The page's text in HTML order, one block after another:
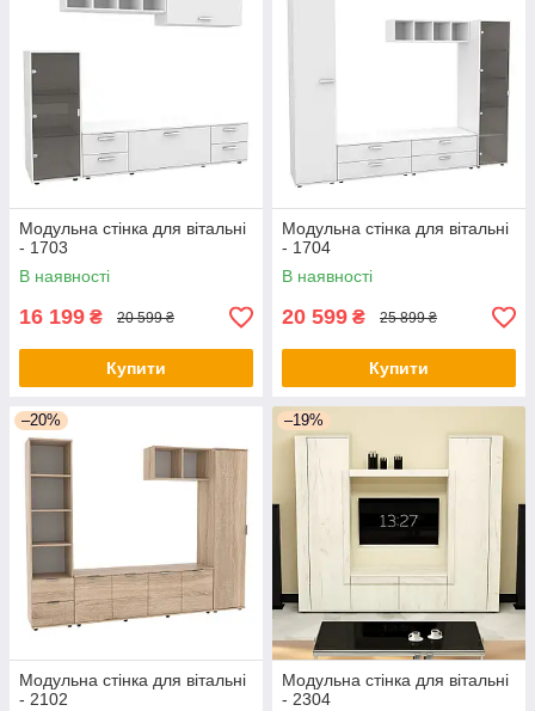
Модульна стінка для вітальні
- 1703
В наявності
16 199 ₴ 20 599 ₴
Купити
Модульна стінка для вітальні
- 1704
В наявності
20 599 ₴ 25 899 ₴
Купити
–20%
Модульна стінка для вітальні
- 2102
–19%
Модульна стінка для вітальні
- 2304